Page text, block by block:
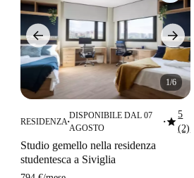
1/6
RESIDENZA■
DISPONIBILE DAL 07
AGOSTO
■star5
(2)
Studio gemello nella residenza
studentesca a Siviglia